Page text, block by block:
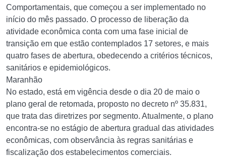
Comportamentais, que começou a ser implementado no
início do mês passado. O processo de liberação da
atividade econômica conta com uma fase inicial de
transição em que estão contemplados 17 setores, e mais
quatro fases de abertura, obedecendo a critérios técnicos,
sanitários e epidemiológicos.
Maranhão
No estado, está em vigência desde o dia 20 de maio o
plano geral de retomada, proposto no decreto nº 35.831,
que trata das diretrizes por segmento. Atualmente, o plano
encontra-se no estágio de abertura gradual das atividades
econômicas, com observância às regras sanitárias e
fiscalização dos estabelecimentos comerciais.